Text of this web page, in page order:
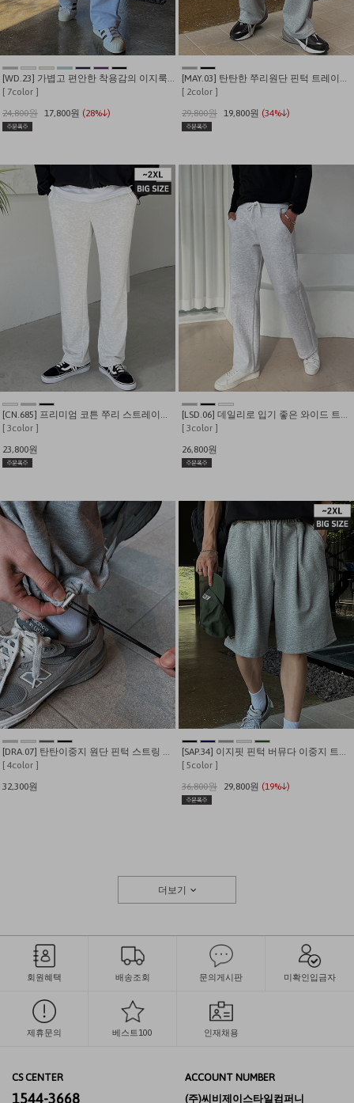
[WD.23] 가볍고 편안한 착용감의 이지룩 기획 와이드 트레이닝 팬츠
[ 7color ]
24,800원 17,800원 (28%↓)
[MAY.03] 탄탄한 쭈리원단 핀턱 트레이닝 팬츠 (고퀄리티 기획특가)
[ 2color ]
29,800원 19,800원 (34%↓)
[CN.685] 프리미엄 코튼 쭈리 스트레이트핏 트레이닝 팬츠
[ 3color ]
23,800원
[LSD.06] 데일리로 입기 좋은 와이드 트레이닝 팬츠 (기모추가)
[ 3color ]
26,800원
[ 4color ]
32,300원
[ 5color ]
36,800원
29,800원 (19%↓)
더보기
회원혜택 배송조회 문의게시판 미확인입금자
제휴문의 베스트100 인재채용
CS CENTER
1544-3668
ACCOUNT NUMBER
(주)씨비제이스타일컴퍼니